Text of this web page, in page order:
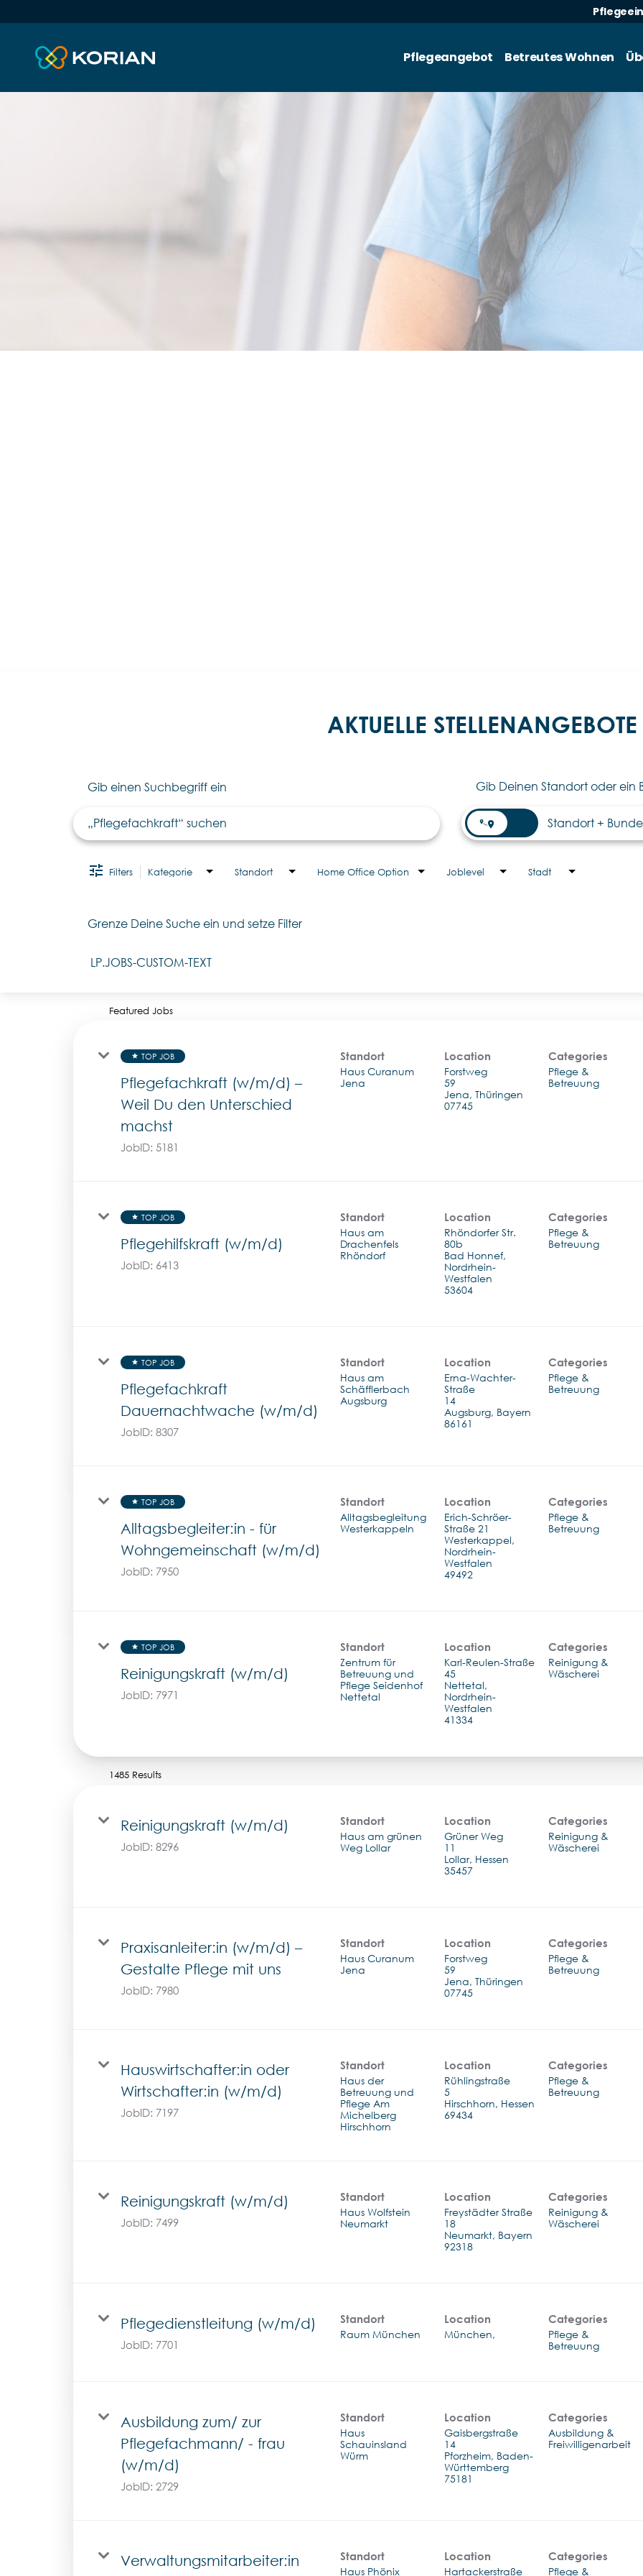
Pflegeangebot Betreutes Wohnen
AKTUELLE STELLENANGEBOTE
Gib einen Suchbegriff ein Gib Deinen Standort oder ein
Filters Kategorie Standort Home Office Option Joblevel Stadt
Grenze Deine Suche ein und setze Filter
LP.JOBS-CUSTOM-TEXT
Featured Jobs
star TOP JOB
Pflegefachkraft (w/m/d) –
Weil Du den Unterschied
machst
JobID: 5181
Standort
Haus Curanum
Jena
Location
Forstweg
59
Jena, Thüringen
Categories
Pflege &
Betreuung
star TOP JOB
Pflegehilfskraft (w/m/d)
JobID: 6413
Standort
Haus am
Drachenfels
Rhöndorf
Location
Rhöndorfer Str.
80b
Bad Honnef,
Nordrhein-
Westfalen
Categories
Pflege &
Betreuung
star TOP JOB
Pflegefachkraft
Dauernachtwache (w/m/d)
JobID: 8307
Standort
Haus am
Schäfflerbach
Augsburg
Location
Erna-Wachter-
Straße
14
Augsburg, Bayern
Categories
Pflege &
Betreuung
star TOP JOB
Alltagsbegleiter:in - für
Wohngemeinschaft (w/m/d)
JobID: 7950
Standort
Alltagsbegleitung
Westerkappeln
Location
Erich-Schröer-
Straße 21
Westerkappel,
Nordrhein-
Westfalen
Categories
Pflege &
Betreuung
star TOP JOB
Reinigungskraft (w/m/d)
JobID: 7971
Standort
Zentrum für
Betreuung und
Pflege Seidenhof
Nettetal
Location
Karl-Reulen-Straße
45
Nettetal,
Nordrhein-
Westfalen
Categories
Reinigung &
Wäscherei
1485 Results
Reinigungskraft (w/m/d)
JobID: 8296
Standort
Haus am grünen
Weg Lollar
Location
Grüner Weg
11
Lollar, Hessen
Categories
Reinigung &
Wäscherei
Praxisanleiter:in (w/m/d) –
Gestalte Pflege mit uns
JobID: 7980
Standort
Haus Curanum
Jena
Location
Forstweg
59
Jena, Thüringen
Categories
Pflege &
Betreuung
Hauswirtschafter:in oder
Wirtschafter:in (w/m/d)
JobID: 7197
Standort
Haus der
Betreuung und
Pflege Am
Michelberg
Hirschhorn
Location
Rühlingstraße
5
Hirschhorn, Hessen
Categories
Pflege &
Betreuung
Reinigungskraft (w/m/d)
JobID: 7499
Standort
Haus Wolfstein
Neumarkt
Location
Freystädter Straße
18
Neumarkt, Bayern
Categories
Reinigung &
Wäscherei
Pflegedienstleitung (w/m/d)
JobID: 7701
Standort
Raum München
Location Categories
Pflege &
Betreuung
Ausbildung zum/ zur
Pflegefachmann/ - frau
(w/m/d)
JobID: 2729
Standort
Haus
Schauinsland
Würm
Location
Gaisbergstraße
14
Pforzheim, Baden-
Württemberg
Categories
Ausbildung &
Freiwilligenarbeit
Verwaltungsmitarbeiter:in
Standort
Haus Phönix
Location
Hartackerstraße
Categories
Pflege &